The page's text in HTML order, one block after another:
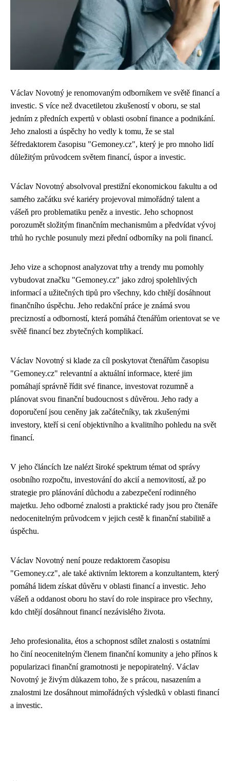
Václav Novotný je renomovaným odborníkem ve světě financí a
investic. S více než dvacetiletou zkušeností v oboru, se stal
jedním z předních expertů v oblasti osobní finance a podnikání.
Jeho znalosti a úspěchy ho vedly k tomu, že se stal
šéfredaktorem časopisu "Gemoney.cz", který je pro mnoho lidí
důležitým průvodcem světem financí, úspor a investic.
Václav Novotný absolvoval prestižní ekonomickou fakultu a od
samého začátku své kariéry projevoval mimořádný talent a
vášeň pro problematiku peněz a investic. Jeho schopnost
porozumět složitým finančním mechanismům a předvídat vývoj
trhů ho rychle posunuly mezi přední odborníky na poli financí.
Jeho vize a schopnost analyzovat trhy a trendy mu pomohly
vybudovat značku "Gemoney.cz" jako zdroj spolehlivých
informací a užitečných tipů pro všechny, kdo chtějí dosáhnout
finančního úspěchu. Jeho redakční práce je známá svou
precizností a odborností, která pomáhá čtenářům orientovat se ve
světě financí bez zbytečných komplikací.
Václav Novotný si klade za cíl poskytovat čtenářům časopisu
"Gemoney.cz" relevantní a aktuální informace, které jim
pomáhají správně řídit své finance, investovat rozumně a
plánovat svou finanční budoucnost s důvěrou. Jeho rady a
doporučení jsou ceněny jak začátečníky, tak zkušenými
investory, kteří si cení objektivního a kvalitního pohledu na svět
financí.
V jeho článcích lze nalézt široké spektrum témat od správy
osobního rozpočtu, investování do akcií a nemovitostí, až po
strategie pro plánování důchodu a zabezpečení rodinného
majetku. Jeho odborné znalosti a praktické rady jsou pro čtenáře
nedocenitelným průvodcem v jejich cestě k finanční stabilitě a
úspěchu.
Václav Novotný není pouze redaktorem časopisu
"Gemoney.cz", ale také aktivním lektorem a konzultantem, který
pomáhá lidem získat důvěru v oblasti financí a investic. Jeho
vášeň a oddanost oboru ho staví do role inspirace pro všechny,
kdo chtějí dosáhnout financí nezávislého života.
Jeho profesionalita, étos a schopnost sdílet znalosti s ostatními
ho činí neocenitelným členem finanční komunity a jeho přínos k
popularizaci finanční gramotnosti je nepopiratelný. Václav
Novotný je živým důkazem toho, že s prácou, nasazením a
znalostmi lze dosáhnout mimořádných výsledků v oblasti financí
a investic.